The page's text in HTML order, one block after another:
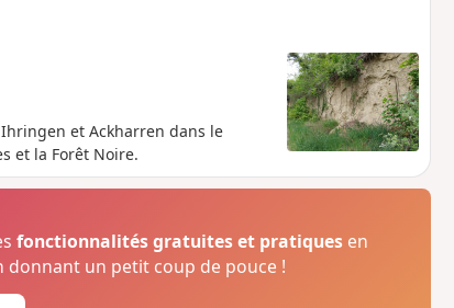
et Ackharren dans le
et la Forêt Noire.
fonctionnalités gratuites et pratiques en
donnant un petit coup de pouce !